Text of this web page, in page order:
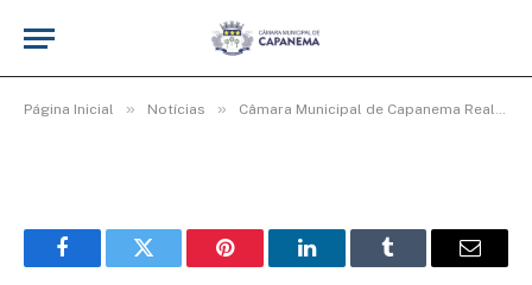
Página Inicial » Notícias » Câmara Municipal de Capanema Realiza Homenagem Especial ao Dia Internacional da Mulher
WhatsApp Image 2026-03-06 at 16.00.32
FacebookTwitter Pinterest LinkedInTumblr Email